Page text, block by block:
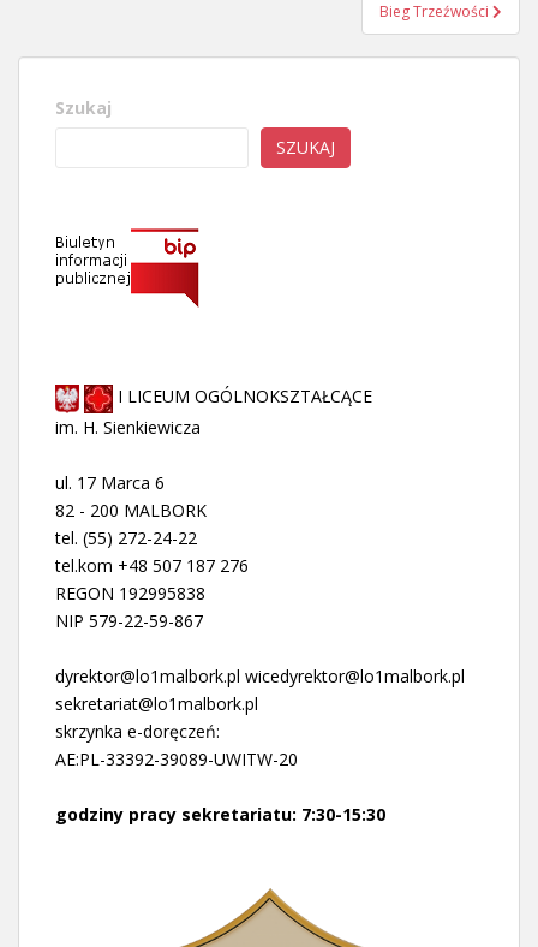
Bieg Trzeźwości
Szukaj
SZUKAJ
I LICEUM OGÓLNOKSZTAŁCĄCE
im. H. Sienkiewicza
ul. 17 Marca 6
82 - 200 MALBORK
tel. (55) 272-24-22
tel.kom +48 507 187 276
REGON 192995838
NIP 579-22-59-867
dyrektor@lo1malbork.pl wicedyrektor@lo1malbork.pl
sekretariat@lo1malbork.pl
skrzynka e-doręczeń:
AE:PL-33392-39089-UWITW-20
godziny pracy sekretariatu: 7:30-15:30